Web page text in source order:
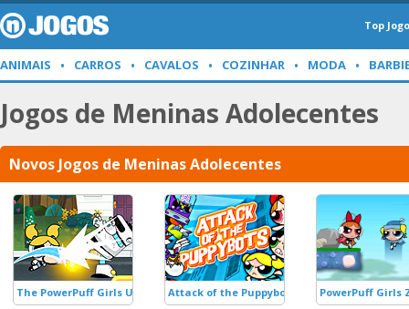
Top
ANIMAIS CARROS CAVALOS COZINHAR MODA
Jogos de Meninas Adolecentes
Novos Jogos de Meninas Adolecentes
The PowerPuff Girls Unordinary WeekAttack of the Puppybots PowerPuff Girls